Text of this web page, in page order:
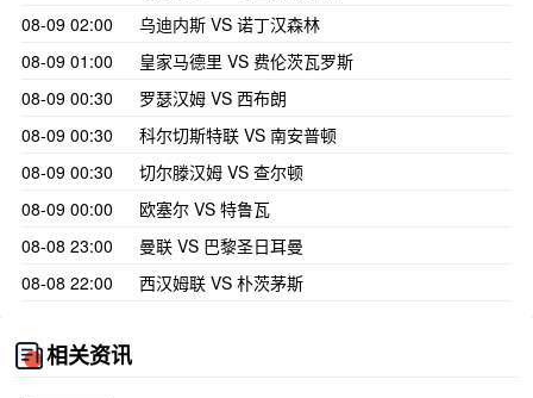
08-09 02:00
乌迪内斯 VS 诺丁汉森林
08-09 01:00
皇家马德里 VS 费伦茨瓦罗斯
08-09 00:30
罗瑟汉姆 VS 西布朗
08-09 00:30
科尔切斯特联 VS 南安普顿
08-09 00:30
切尔滕汉姆 VS 查尔顿
08-09 00:00
欧塞尔 VS 特鲁瓦
08-08 23:00
曼联 VS 巴黎圣日耳曼
08-08 22:00
西汉姆联 VS 朴茨茅斯
相关资讯